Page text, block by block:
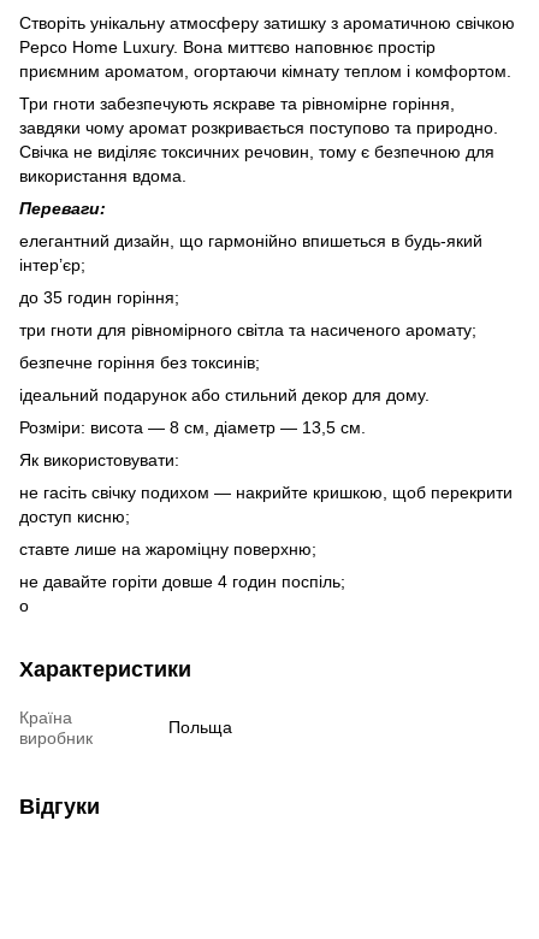
Створіть унікальну атмосферу затишку з ароматичною свічкою
Pepco Home Luxury. Вона миттєво наповнює простір
приємним ароматом, огортаючи кімнату теплом і комфортом.
Три гноти забезпечують яскраве та рівномірне горіння,
завдяки чому аромат розкривається поступово та природно.
Свічка не виділяє токсичних речовин, тому є безпечною для
використання вдома.
Переваги:
елегантний дизайн, що гармонійно впишеться в будь-який
інтер’єр;
до 35 годин горіння;
три гноти для рівномірного світла та насиченого аромату;
безпечне горіння без токсинів;
ідеальний подарунок або стильний декор для дому.
Розміри: висота — 8 см, діаметр — 13,5 см.
Як використовувати:
не гасіть свічку подихом — накрийте кришкою, щоб перекрити
доступ кисню;
ставте лише на жароміцну поверхню;
не давайте горіти довше 4 годин поспіль;
o
Характеристики
Країна
виробник
Польща
Відгуки